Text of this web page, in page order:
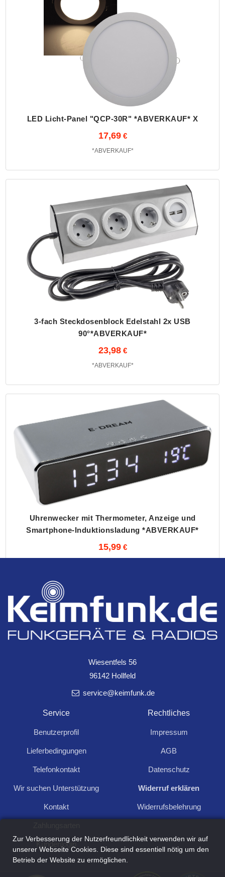
LED Licht-Panel "QCP-30R" *ABVERKAUF* X
17,69
*ABVERKAUF*
3-fach Steckdosenblock Edelstahl 2x USB
90°*ABVERKAUF*
23,98
*ABVERKAUF*
Uhrenwecker mit Thermometer, Anzeige und
Smartphone-Induktionsladung *ABVERKAUF*
15,99
LED Schreibtisch-Leuchte, 8W, 550lm *ABVERKAUF*
Wiesentfels 56
96142 Hollfeld
service@keimfunk.de
Service
Benutzerprofil
Lieferbedingungen
Telefonkontakt
Wir suchen Unterstützung
Kontakt
Kundenlogin
Rechtliches
Impressum
AGB
Datenschutz
Widerruf erklären
Widerrufsbelehrung
Zur Verbesserung der Nutzerfreundlichkeit verwenden wir auf
unserer Webseite Cookies. Diese sind essentiell nötig um den
Betrieb der Website zu ermöglichen.